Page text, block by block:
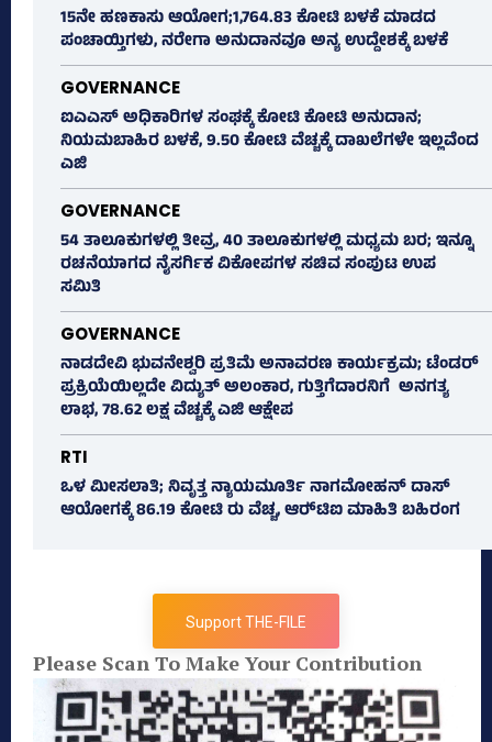
15ನೇ ಹಣಕಾಸು ಆಯೋಗ;1,764.83 ಕೋಟಿ ಬಳಕೆ ಮಾಡದ
ಪಂಚಾಯ್ತಿಗಳು, ನರೇಗಾ ಅನುದಾನವೂ ಅನ್ಯ ಉದ್ದೇಶಕ್ಕೆ ಬಳಕೆ
GOVERNANCE
ಐಎಎಸ್‌ ಅಧಿಕಾರಿಗಳ ಸಂಘಕ್ಕೆ ಕೋಟಿ ಕೋಟಿ ಅನುದಾನ;
ನಿಯಮಬಾಹಿರ ಬಳಕೆ, 9.50 ಕೋಟಿ ವೆಚ್ಚಕ್ಕೆ ದಾಖಲೆಗಳೇ ಇಲ್ಲವೆಂದ
ಎಜಿ
GOVERNANCE
54 ತಾಲೂಕುಗಳಲ್ಲಿ ತೀವ್ರ, 40 ತಾಲೂಕುಗಳಲ್ಲಿ ಮಧ್ಯಮ ಬರ; ಇನ್ನೂ
ರಚನೆಯಾಗದ ನೈಸರ್ಗಿಕ ವಿಕೋಪಗಳ ಸಚಿವ ಸಂಪುಟ ಉಪ
ಸಮಿತಿ
GOVERNANCE
ನಾಡದೇವಿ ಭುವನೇಶ್ವರಿ ಪ್ರತಿಮೆ ಅನಾವರಣ ಕಾರ್ಯಕ್ರಮ; ಟೆಂಡರ್
ಪ್ರಕ್ರಿಯೆಯಿಲ್ಲದೇ ವಿದ್ಯುತ್‌ ಅಲಂಕಾರ, ಗುತ್ತಿಗೆದಾರನಿಗೆ ಅನಗತ್ಯ
ಲಾಭ, 78.62 ಲಕ್ಷ ವೆಚ್ಚಕ್ಕೆ ಎಜಿ ಆಕ್ಷೇಪ
RTI
ಒಳ ಮೀಸಲಾತಿ; ನಿವೃತ್ತ ನ್ಯಾಯಮೂರ್ತಿ ನಾಗಮೋಹನ್ ದಾಸ್
ಆಯೋಗಕ್ಕೆ 86.19 ಕೋಟಿ ರು ವೆಚ್ಚ, ಆರ್‍‌ಟಿಐ ಮಾಹಿತಿ ಬಹಿರಂಗ
Support THE-FILE
Please Scan To Make Your Contribution